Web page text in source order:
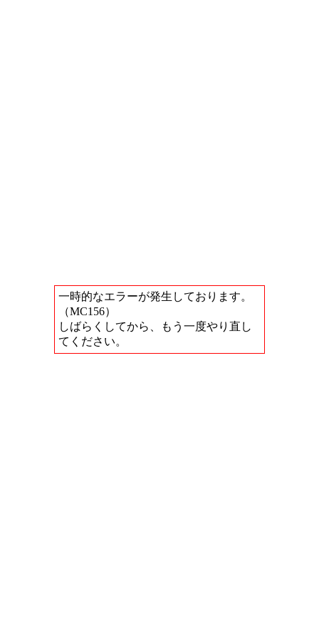
一時的なエラーが発生しております。
（MC156）
しばらくしてから、もう一度やり直し
てください。